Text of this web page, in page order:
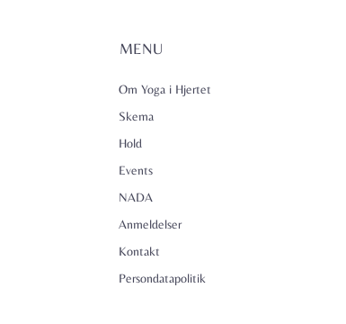
MENU
Om Yoga i Hjertet
Skema
Hold
Events
NADA
Anmeldelser
Kontakt
Persondatapolitik